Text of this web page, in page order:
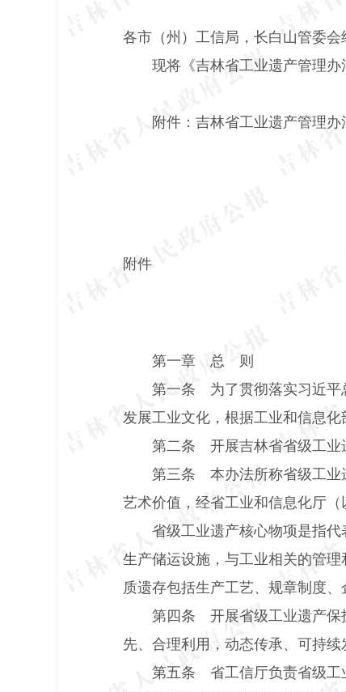
各市（州）工信局，长白山管委会
现将《吉林省工业遗产管理办
附件：吉林省工业遗产管理办
附件
第一章 总 则
第一条 为了贯彻落实习近平
发展工业文化，根据工业和信息
第二条 开展吉林省省级工业
第三条 本办法所称省级工业
艺术价值，经省工业和信息化厅（
省级工业遗产核心物项是指
生产储运设施，与工业相关的管
质遗存包括生产工艺、规章制度、
第四条 开展省级工业遗产保
先、合理利用，动态传承、可持续
第五条 省工信厅负责省级工